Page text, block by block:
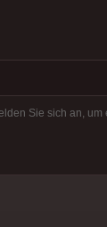
Sie sich an,